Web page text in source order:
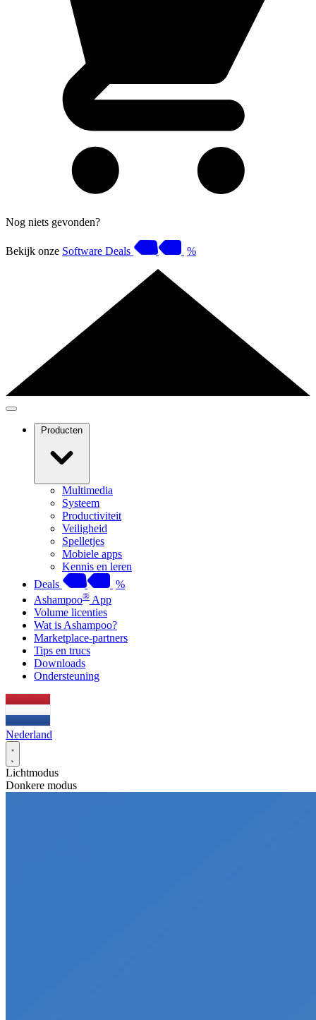
Nog niets gevonden?
Bekijk onze Software Deals %
Producten
Multimedia
Systeem
Productiviteit
Veiligheid
Spelletjes
Mobiele apps
Kennis en leren
Deals
%
Ashampoo® App
Volume licenties
Wat is Ashampoo?
Marketplace-partners
Tips en trucs
Downloads
Ondersteuning
Nederland
Lichtmodus
Donkere modus